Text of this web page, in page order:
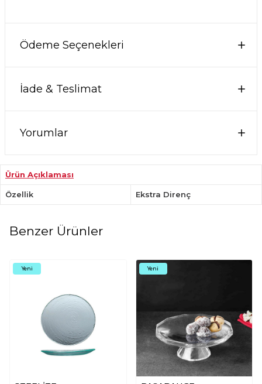
Ödeme Seçenekleri
İade & Teslimat
Yorumlar
Ürün Açıklaması
Özellik Ekstra Direnç
Benzer Ürünler
Yeni Yeni